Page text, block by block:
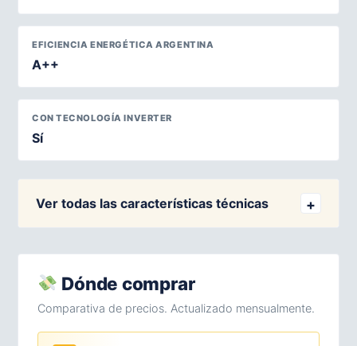
EFICIENCIA ENERGÉTICA ARGENTINA
A++
CON TECNOLOGÍA INVERTER
Sí
Ver todas las características técnicas
Dónde comprar
Comparativa de precios. Actualizado mensualmente.